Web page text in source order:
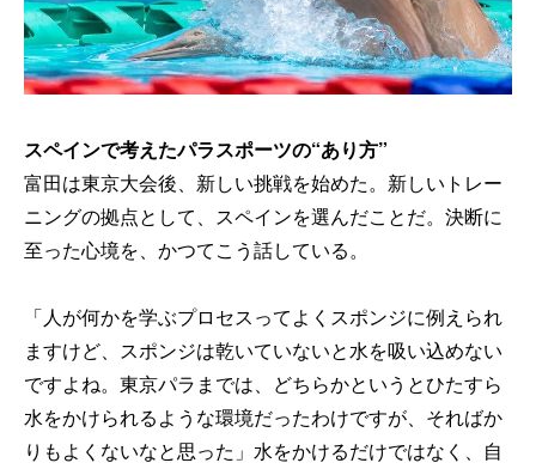
スペインで考えたパラスポーツの“あり方”
富田は東京大会後、新しい挑戦を始めた。新しいトレー
ニングの拠点として、スペインを選んだことだ。決断に
至った心境を、かつてこう話している。
「人が何かを学ぶプロセスってよくスポンジに例えられ
ますけど、スポンジは乾いていないと水を吸い込めない
ですよね。東京パラまでは、どちらかというとひたすら
水をかけられるような環境だったわけですが、そればか
りもよくないなと思った」水をかけるだけではなく、自